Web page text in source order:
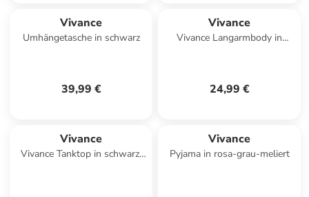
Vivance
Umhängetasche in schwarz
39,99 €
Vivance
Vivance Langarmbody in
24,99 €
Vivance
Vivance Tanktop in schwarz,
Vivance
Pyjama in rosa-grau-meliert